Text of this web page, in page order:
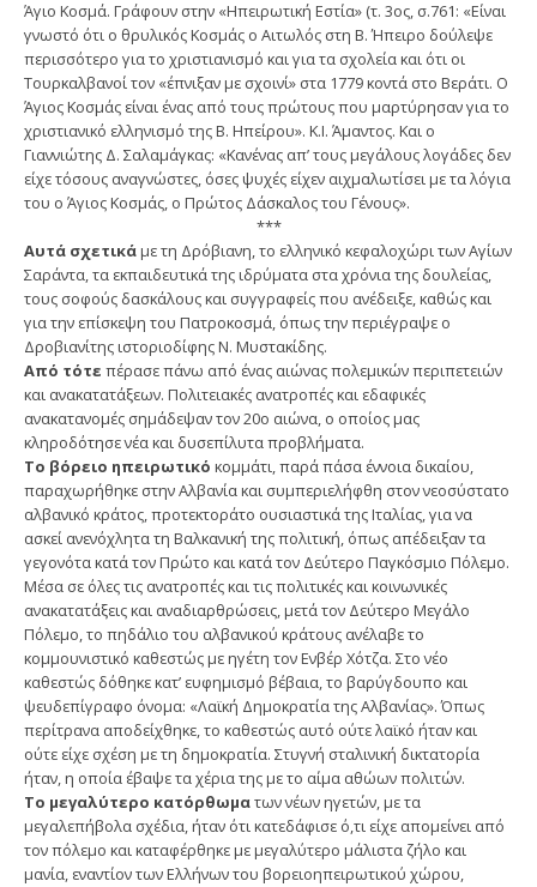
Άγιο Κοσμά. Γράφουν στην «Ηπειρωτική Εστία» (τ. 3ος, σ.761: «Είναι
γνωστό ότι ο θρυλικός Κοσμάς ο Αιτωλός στη Β. Ήπειρο δούλεψε
περισσότερο για το χριστιανισμό και για τα σχολεία και ότι οι
Τουρκαλβανοί τον «έπνιξαν με σχοινί» στα 1779 κοντά στο Βεράτι. Ο
Άγιος Κοσμάς είναι ένας από τους πρώτους που μαρτύρησαν για το
χριστιανικό ελληνισμό της Β. Ηπείρου». Κ.Ι. Άμαντος. Και ο
Γιαννιώτης Δ. Σαλαμάγκας: «Κανένας απ’ τους μεγάλους λογάδες δεν
είχε τόσους αναγνώστες, όσες ψυχές είχεν αιχμαλωτίσει με τα λόγια
του ο Άγιος Κοσμάς, ο Πρώτος Δάσκαλος του Γένους».
***
Αυτά σχετικάμε τη Δρόβιανη, το ελληνικό κεφαλοχώρι των Αγίων
Σαράντα, τα εκπαιδευτικά της ιδρύματα στα χρόνια της δουλείας,
τους σοφούς δασκάλους και συγγραφείς που ανέδειξε, καθώς και
για την επίσκεψη του Πατροκοσμά, όπως την περιέγραψε ο
Δροβιανίτης ιστοριοδίφης Ν. Μυστακίδης.
Από τότε πέρασε πάνω από ένας αιώνας πολεμικών περιπετειών
και ανακατατάξεων. Πολιτειακές ανατροπές και εδαφικές
ανακατανομές σημάδεψαν τον 20ο αιώνα, ο οποίος μας
κληροδότησε νέα και δυσεπίλυτα προβλήματα.
Το βόρειο ηπειρωτικό κομμάτι, παρά πάσα έννοια δικαίου,
παραχωρήθηκε στην Αλβανία και συμπεριελήφθη στον νεοσύστατο
αλβανικό κράτος, προτεκτοράτο ουσιαστικά της Ιταλίας, για να
ασκεί ανενόχλητα τη Βαλκανική της πολιτική, όπως απέδειξαν τα
γεγονότα κατά τον Πρώτο και κατά τον Δεύτερο Παγκόσμιο Πόλεμο.
Μέσα σε όλες τις ανατροπές και τις πολιτικές και κοινωνικές
ανακατατάξεις και αναδιαρθρώσεις, μετά τον Δεύτερο Μεγάλο
Πόλεμο, το πηδάλιο του αλβανικού κράτους ανέλαβε το
κομμουνιστικό καθεστώς με ηγέτη τον Ενβέρ Χότζα. Στο νέο
καθεστώς δόθηκε κατ’ ευφημισμό βέβαια, το βαρύγδουπο και
ψευδεπίγραφο όνομα: «Λαϊκή Δημοκρατία της Αλβανίας». Όπως
περίτρανα αποδείχθηκε, το καθεστώς αυτό ούτε λαϊκό ήταν και
ούτε είχε σχέση με τη δημοκρατία. Στυγνή σταλινική δικτατορία
ήταν, η οποία έβαψε τα χέρια της με το αίμα αθώων πολιτών.
Το μεγαλύτερο κατόρθωματων νέων ηγετών, με τα
μεγαλεπήβολα σχέδια, ήταν ότι κατεδάφισε ό,τι είχε απομείνει από
τον πόλεμο και καταφέρθηκε με μεγαλύτερο μάλιστα ζήλο και
μανία, εναντίον των Ελλήνων του βορειοηπειρωτικού χώρου,